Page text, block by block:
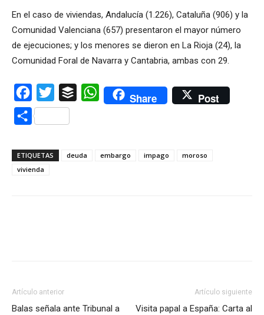
En el caso de viviendas, Andalucía (1.226), Cataluña (906) y la
Comunidad Valenciana (657) presentaron el mayor número
de ejecuciones; y los menores se dieron en La Rioja (24), la
Comunidad Foral de Navarra y Cantabria, ambas con 29.
Facebook
Twitter Buffer WhatsAppShare Post
Compartir
ETIQUETAS deuda embargo impago
moroso
vivienda
Artículo anterior
Balas señala ante Tribunal a
Artículo siguiente
Visita papal a España: Carta al